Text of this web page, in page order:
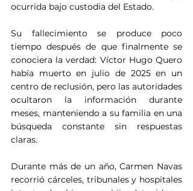
ocurrida bajo custodia del Estado.
Su fallecimiento se produce poco
tiempo después de que finalmente se
conociera la verdad: Víctor Hugo Quero
había muerto en julio de 2025 en un
centro de reclusión, pero las autoridades
ocultaron la información durante
meses, manteniendo a su familia en una
búsqueda constante sin respuestas
claras.
Durante más de un año, Carmen Navas
recorrió cárceles, tribunales y hospitales